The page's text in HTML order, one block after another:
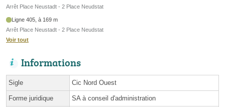
Arrêt Place Neustadt - 2 Place Neudstat
Ligne 405, à 169 m
Arrêt Place Neustadt - 2 Place Neudstat
Voir tout
Informations
Sigle Cic Nord Ouest
Forme juridique SA à conseil d'administration